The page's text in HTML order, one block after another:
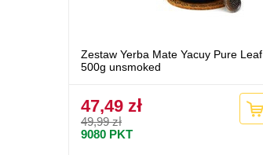
Zestaw Yerba Mate Yacuy Pure Leaf
500g unsmoked
47,49 zł
49,99 zł
9080 PKT